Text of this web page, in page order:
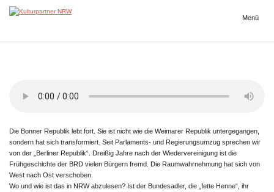
Inhalt
NRW
Menü
Die Bonner Republik lebt fort. Sie ist nicht wie die Weimarer Republik untergegangen,
sondern hat sich transformiert. Seit Parlaments- und Regierungsumzug sprechen wir
von der „Berliner Republik“. Dreißig Jahre nach der Wiedervereinigung ist die
Frühgeschichte der BRD vielen Bürgern fremd. Die Raumwahrnehmung hat sich von
West nach Ost verschoben.
Wo und wie ist das in NRW abzulesen? Ist der Bundesadler, die „fette Henne“, ihr